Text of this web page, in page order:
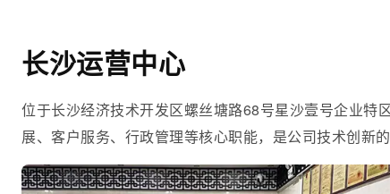
长沙运营中心
位于长沙经济技术开发区螺丝塘路68号星沙壹号企业
展、客户服务、行政管理等核心职能，是公司技术创新